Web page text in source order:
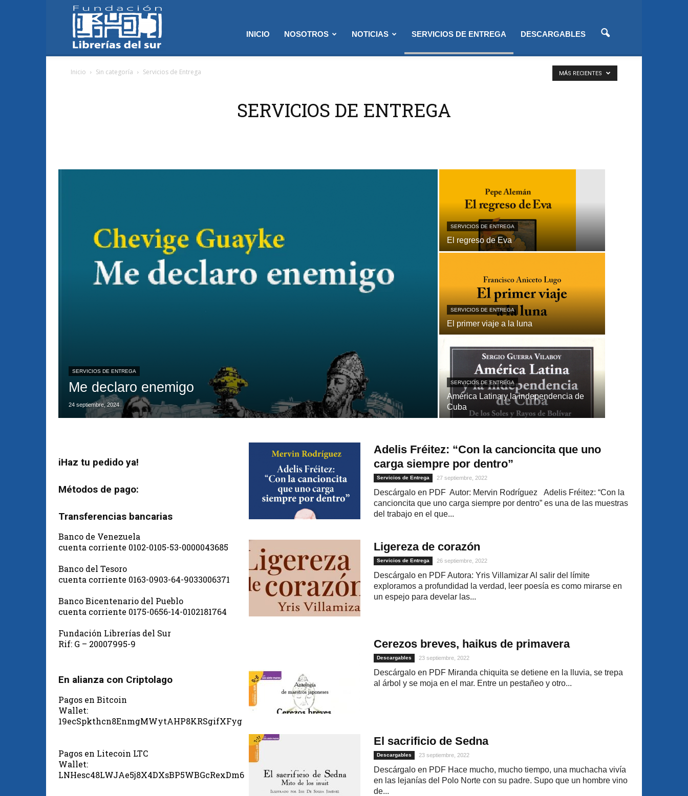
INICIO NOSOTROS NOTICIAS SERVICIOS DE ENTREGA DESCARGABLES
Inicio Sin categoría Servicios de Entrega
SERVICIOS DE ENTREGA
MÁS RECIENTES
SERVICIOS DE ENTREGA
Me declaro enemigo
24 septiembre, 2024
SERVICIOS DE ENTREGA
El regreso de Eva
SERVICIOS DE ENTREGA
El primer viaje a la luna
SERVICIOS DE ENTREGA
América Latina y la independencia de
Cuba
Adelis Fréitez: “Con la cancioncita que uno
carga siempre por dentro”
Servicios de Entrega 27 septiembre, 2022
Descárgalo en PDF Autor: Mervin Rodríguez Adelis Fréitez: “Con la
cancioncita que uno carga siempre por dentro” es una de las muestras
del trabajo en el que...
Ligereza de corazón
Servicios de Entrega 26 septiembre, 2022
Descárgalo en PDF Autora: Yris Villamizar Al salir del límite
exploramos a profundidad la verdad, leer poesía es como mirarse en
un espejo para develar las...
Cerezos breves, haikus de primavera
Descargables 23 septiembre, 2022
Descárgalo en PDF Miranda chiquita se detiene en la lluvia, se trepa
al árbol y se moja en el mar. Entre un pestañeo y otro...
El sacrificio de Sedna
Descargables 23 septiembre, 2022
Descárgalo en PDF Hace mucho, mucho tiempo, una muchacha vivía
en las lejanías del Polo Norte con su padre. Supo que un hombre vino
de...
iHaz tu pedido ya!
Métodos de pago:
Transferencias bancarias
Banco de Venezuela
cuenta corriente 0102-0105-53-0000043685
Banco del Tesoro
cuenta corriente 0163-0903-64-9033006371
Banco Bicentenario del Pueblo
cuenta corriente 0175-0656-14-0102181764
Fundación Librerías del Sur
Rif: G – 20007995-9
En alianza con Criptolago
Pagos en Bitcoin
Wallet:
19ecSpkthcn8EnmgMWytAHP8KRSgifXFyg
Pagos en Litecoin LTC
Wallet:
LNHesc48LWJAe5j8X4DXsBP5WBGcRexDm6